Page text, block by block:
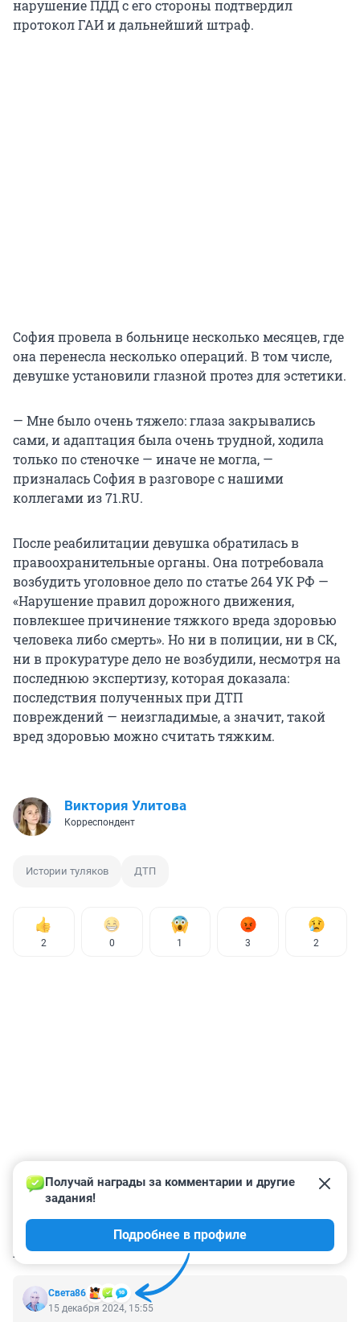
нарушение ПДД с его стороны подтвердил
протокол ГАИ и дальнейший штраф.
София провела в больнице несколько месяцев, где
она перенесла несколько операций. В том числе,
девушке установили глазной протез для эстетики.
— Мне было очень тяжело: глаза закрывались
сами, и адаптация была очень трудной, ходила
только по стеночке — иначе не могла, —
призналась София в разговоре с нашими
коллегами из 71.RU.
После реабилитации девушка обратилась в
правоохранительные органы. Она потребовала
возбудить уголовное дело по статье 264 УК РФ —
«Нарушение правил дорожного движения,
повлекшее причинение тяжкого вреда здоровью
человека либо смерть». Но ни в полиции, ни в СК,
ни в прокуратуре дело не возбудили, несмотря на
последнюю экспертизу, которая доказала:
последствия полученных при ДТП
повреждений — неизгладимые, а значит, такой
вред здоровью можно считать тяжким.
Виктория Улитова
Корреспондент
Истории туляков ДТП
2 0 1 3 2
КОММЕНТАРИИ 31
Света86
Получай награды за комментарии и другие
задания!
Подробнее в профиле
15 декабря 2024, 15:55